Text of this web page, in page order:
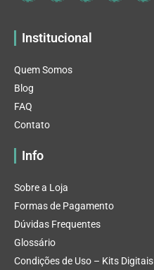
Institucional
Quem Somos
Blog
FAQ
Contato
Info
Sobre a Loja
Formas de Pagamento
Dúvidas Frequentes
Glossário
Condições de Uso – Kits Digitais